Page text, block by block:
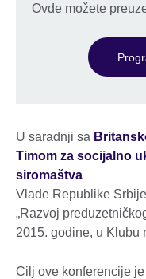
Ovde možete
U saradnji sa
Timom za socijalno
siromaštva
Vlade Republike
„Razvoj
2015. godine, u Klubu
Cilj ove konferencije